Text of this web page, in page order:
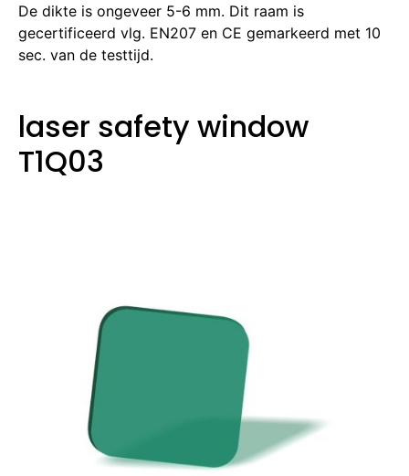
De dikte is ongeveer 5-6 mm. Dit raam is
gecertificeerd vlg. EN207 en CE gemarkeerd met 10
sec. van de testtijd.
laser safety window
T1Q03